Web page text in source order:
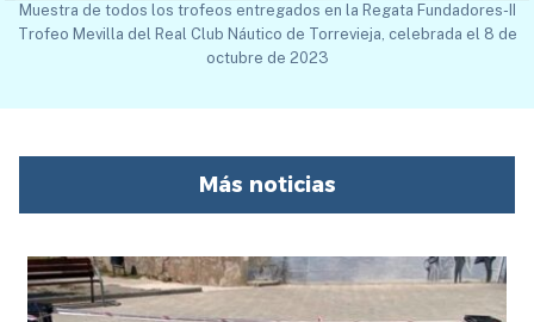
Muestra de todos los trofeos entregados en la Regata Fundadores-II
Trofeo Mevilla del Real Club Náutico de Torrevieja, celebrada el 8 de
octubre de 2023
Más noticias